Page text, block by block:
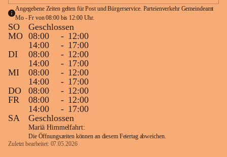
Angegebene Zeiten gelten für Post und Bürgerservice. Parteienverkehr Gemeindeamt
Mo - Fr von 08:00 bis 12:00 Uhr.
SO
Geschlossen
MO 08:00 - 12:00
14:00
- 17:00
DI
08:00 - 12:00
14:00
- 17:00
MI
08:00 - 12:00
14:00
- 17:00
DO
08:00 - 12:00
FR
08:00 - 12:00
14:00
- 17:00
SA
Geschlossen
Mariä Himmelfahrt:
Die Öffnungszeiten können an diesem Feiertag abweichen.
Zuletzt bearbeitet: 07.05.2026